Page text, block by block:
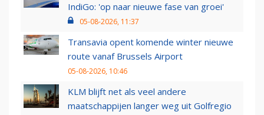
IndiGo: 'op naar nieuwe fase van groei'
05-08-2026, 11:37
Transavia opent komende winter nieuwe
route vanaf Brussels Airport
05-08-2026, 10:46
KLM blijft net als veel andere
maatschappijen langer weg uit Golfregio